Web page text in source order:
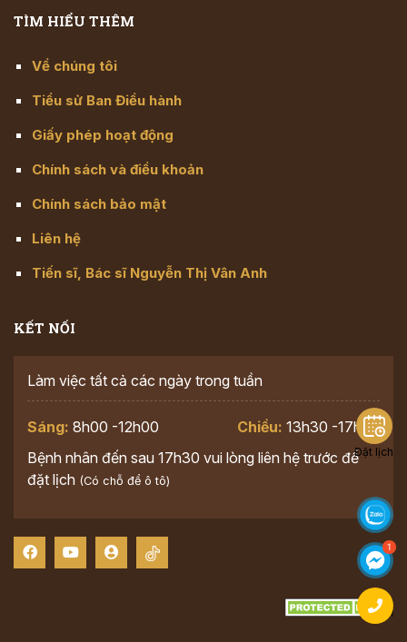
TÌM HIỂU THÊM
Về chúng tôi
Tiểu sử Ban Điều hành
Giấy phép hoạt động
Chính sách và điều khoản
Chính sách bảo mật
Liên hệ
Tiến sĩ, Bác sĩ Nguyễn Thị Vân Anh
KẾT NỐI
Làm việc tất cả các ngày trong tuần
Sáng: 8h00 -12h00 Chiều: 13h30 -17h30
Bệnh nhân đến sau 17h30 vui lòng liên hệ trước để
đặt lịch (Có chỗ để ô tô)
Đặt lịch